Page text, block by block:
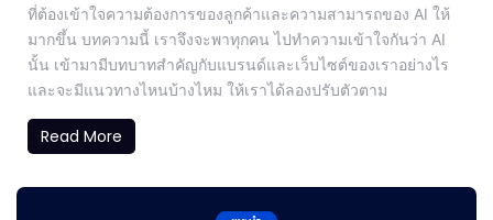
ที่ต้องเข้าใจความต้องการของลูกค้าและความสามารถของ AI ให้
มากขึ้น บทความนี้ เราจึงจะพาทุกคน ไปทำความเข้าใจกันว่า AI
นั้น เข้ามามีบทบาทสำคัญกับแบรนด์และเว็บไซต์ของเราอย่างไร
และจะมีแนวทางไหนบ้างไหม ให้เราได้ลองปรับตัวตาม
Read More